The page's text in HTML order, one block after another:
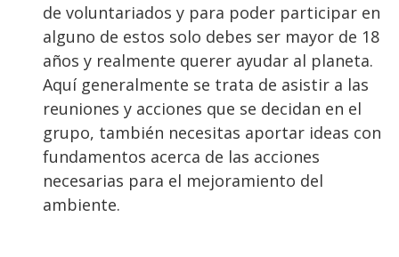
de voluntariados y para poder participar en
alguno de estos solo debes ser mayor de 18
años y realmente querer ayudar al planeta.
Aquí generalmente se trata de asistir a las
reuniones y acciones que se decidan en el
grupo, también necesitas aportar ideas con
fundamentos acerca de las acciones
necesarias para el mejoramiento del
ambiente.